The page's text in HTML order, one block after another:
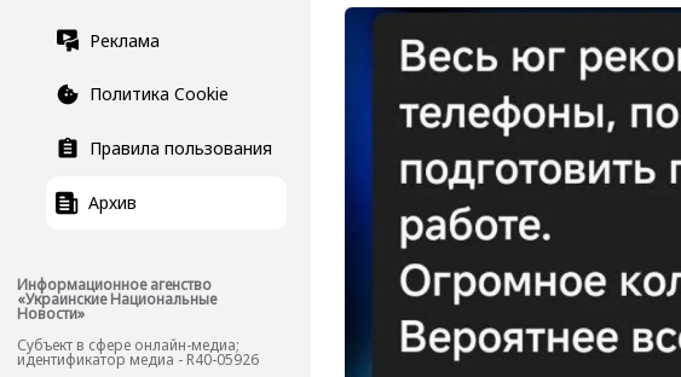
Реклама
Политика Cookie
Правила пользования
Архив
Информационное агенство
«Украинские Национальные
Новости»
Субъект в сфере онлайн-медиа;
идентификатор медиа - R40-05926